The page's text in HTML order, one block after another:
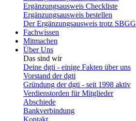
Ergänzungsausweis Checkliste
Ergänzungsausweis bestellen
Der Ergänzungsausweis trotz SBGG
Fachwissen
Mitmachen
Über Uns
Das sind wir
Deine dgti - einige Fakten über uns
Vorstand der dgti
Gründung der dgti - seit 1998 aktiv
Verdienstorden für Mitglieder
Abschiede
Bankverbindung
Kontakt